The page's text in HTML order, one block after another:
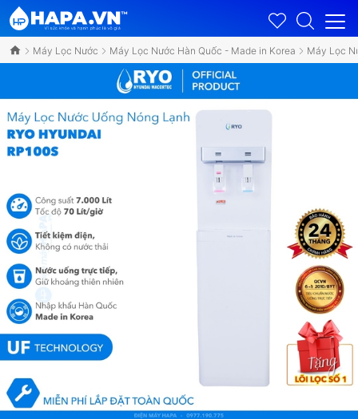
Máy Lọc Nước Máy Lọc Nước Hàn Quốc - Made in Korea Máy Lọc